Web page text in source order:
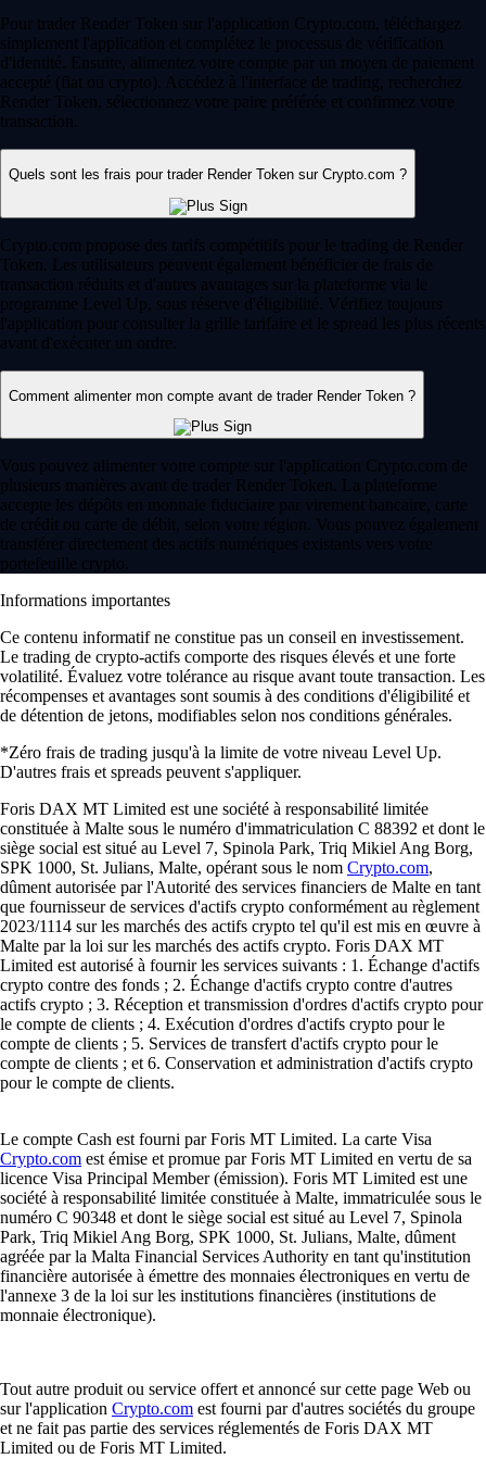
Pour trader Render Token sur l'application Crypto.com, téléchargez
simplement l'application et complétez le processus de vérification
d'identité. Ensuite, alimentez votre compte par un moyen de paiement
accepté (fiat ou crypto). Accédez à l'interface de trading, recherchez
Render Token, sélectionnez votre paire préférée et confirmez votre
transaction.
Quels sont les frais pour trader Render Token sur Crypto.com ?
Crypto.com propose des tarifs compétitifs pour le trading de Render
Token. Les utilisateurs peuvent également bénéficier de frais de
transaction réduits et d'autres avantages sur la plateforme via le
programme Level Up, sous réserve d'éligibilité. Vérifiez toujours
l'application pour consulter la grille tarifaire et le spread les plus récents
avant d'exécuter un ordre.
Comment alimenter mon compte avant de trader Render Token ?
Vous pouvez alimenter votre compte sur l'application Crypto.com de
plusieurs manières avant de trader Render Token. La plateforme
accepte les dépôts en monnaie fiduciaire par virement bancaire, carte
de crédit ou carte de débit, selon votre région. Vous pouvez également
transférer directement des actifs numériques existants vers votre
portefeuille crypto.
Informations importantes
Ce contenu informatif ne constitue pas un conseil en investissement.
Le trading de crypto-actifs comporte des risques élevés et une forte
volatilité. Évaluez votre tolérance au risque avant toute transaction. Les
récompenses et avantages sont soumis à des conditions d'éligibilité et
de détention de jetons, modifiables selon nos conditions générales.
*Zéro frais de trading jusqu'à la limite de votre niveau Level Up.
D'autres frais et spreads peuvent s'appliquer.
Foris DAX MT Limited est une société à responsabilité limitée
constituée à Malte sous le numéro d'immatriculation C 88392 et dont le
siège social est situé au Level 7, Spinola Park, Triq Mikiel Ang Borg,
SPK 1000, St. Julians, Malte, opérant sous le nom Crypto.com,
dûment autorisée par l'Autorité des services financiers de Malte en tant
que fournisseur de services d'actifs crypto conformément au règlement
2023/1114 sur les marchés des actifs crypto tel qu'il est mis en œuvre à
Malte par la loi sur les marchés des actifs crypto. Foris DAX MT
Limited est autorisé à fournir les services suivants : 1. Échange d'actifs
crypto contre des fonds ; 2. Échange d'actifs crypto contre d'autres
actifs crypto ; 3. Réception et transmission d'ordres d'actifs crypto pour
le compte de clients ; 4. Exécution d'ordres d'actifs crypto pour le
compte de clients ; 5. Services de transfert d'actifs crypto pour le
compte de clients ; et 6. Conservation et administration d'actifs crypto
pour le compte de clients.
Le compte Cash est fourni par Foris MT Limited. La carte Visa
Crypto.com est émise et promue par Foris MT Limited en vertu de sa
licence Visa Principal Member (émission). Foris MT Limited est une
société à responsabilité limitée constituée à Malte, immatriculée sous le
numéro C 90348 et dont le siège social est situé au Level 7, Spinola
Park, Triq Mikiel Ang Borg, SPK 1000, St. Julians, Malte, dûment
agréée par la Malta Financial Services Authority en tant qu'institution
financière autorisée à émettre des monnaies électroniques en vertu de
l'annexe 3 de la loi sur les institutions financières (institutions de
monnaie électronique).
Tout autre produit ou service offert et annoncé sur cette page Web ou
sur l'application Crypto.com est fourni par d'autres sociétés du groupe
et ne fait pas partie des services réglementés de Foris DAX MT
Limited ou de Foris MT Limited.